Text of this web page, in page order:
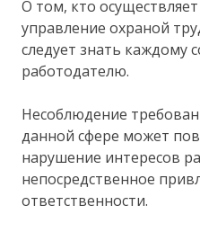
О том, кто
управление охраной
следует знать каждому
работодателю.
Несоблюдение
данной сфере может
нарушение интересов
непосредственное
ответственности.